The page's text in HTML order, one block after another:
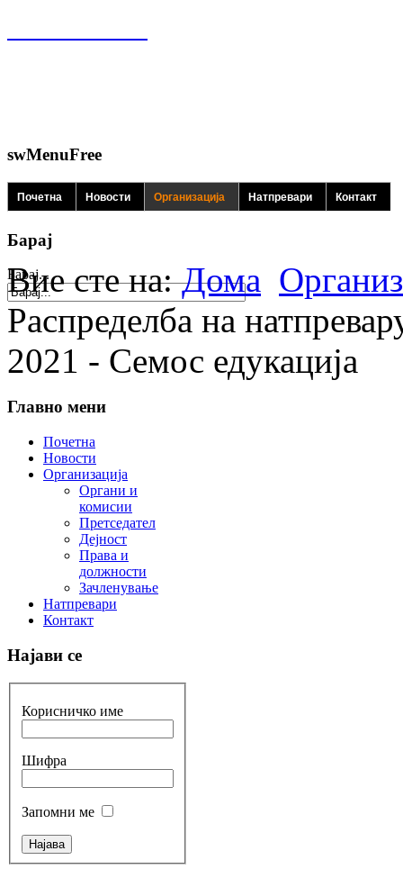
swMenuFree
Почетна Новости Организација Натпревари Контакт
Барај
Барај...
Вие сте на:Дома
Распределба на
2021 - Семос едукација
Главно мени
Почетна
Новости
Организација
Органи и
комисии
Претседател
Дејност
Права и
должности
Зачленување
Натпревари
Контакт
Најави се
Корисничко име
Шифра
Запомни ме